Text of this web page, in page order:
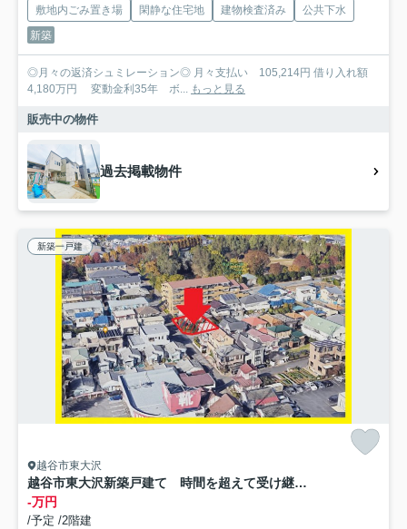
敷地内ごみ置き場 閑静な住宅地 建物検査済み
公共下水
新築
◎月々の返済シュミレーション◎ 月々支払い 105,214円 借り入れ額
4,180万円 変動金利35年 ボ... もっと見る
販売中の物件
過去掲載物件
新築一戸建
越谷市東大沢
越谷市東大沢新築戸建て 時間を超えて受け継がれていく住まい-LIGNAGEリナージュ-
-万円
/予定 /2階建